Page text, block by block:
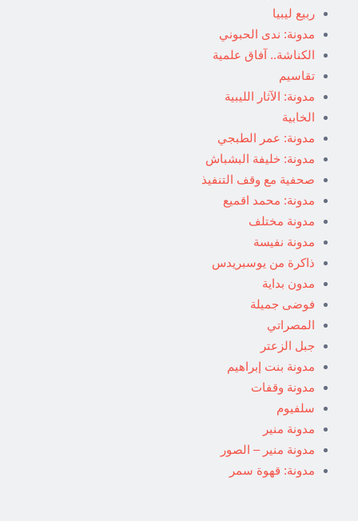
ربيع ليبيا
مدونة: ندى الحبوني
الكناشة.. آفاق علمية
تقاسيم
مدونة: الآثار الليبية
الخابية
مدونة: عمر الطبجي
مدونة: خليفة البشباش
صحفية مع وقف التنفيذ
مدونة: محمد اقميع
مدونة مختلف
مدونة نفيسة
ذاكرة من يوسبريدس
مدون بداية
فوضى جميلة
المصراتي
جبل الزعتر
مدونة بنت إبراهيم
مدونة وقفات
سلفيوم
مدونة منير
مدونة منير – الصور
مدونة: قهوة سمر